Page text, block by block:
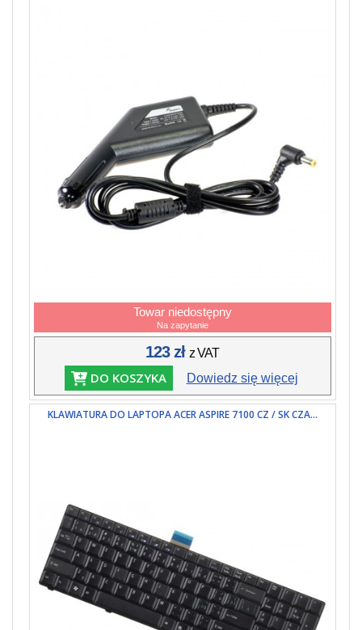
Towar niedostępny
Na zapytanie
123 złz VAT
DO KOSZYKA Dowiedz się więcej
KLAWIATURA DO LAPTOPA ACER ASPIRE 7100 CZ / SK CZA...